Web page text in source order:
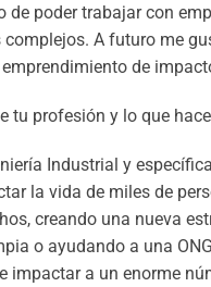
de poder trabajar con
A futuro me
de
tu profesión y lo que
Industrial y
la vida de miles de
creando una nueva
o ayudando a una
impactar a un enorme